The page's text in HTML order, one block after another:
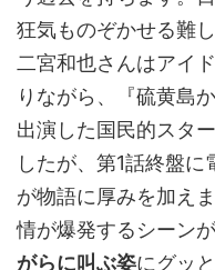
狂気ものぞかせる難
二宮和也さんはアイ
りながら、『硫黄島
出演した国民的スタ
したが、第1話終盤
が物語に厚みを加え
情が爆発するシーンが
がらに叫ぶ姿にグッ